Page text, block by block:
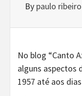
By paulo ribeiro
No blog “Canto
alguns aspectos
1957 até aos